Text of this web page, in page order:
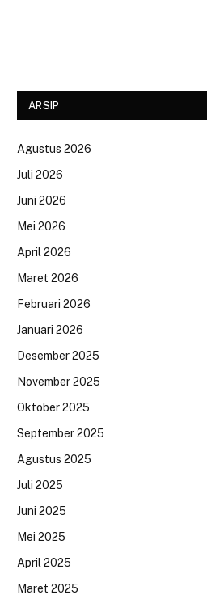
ARSIP
Agustus 2026
Juli 2026
Juni 2026
Mei 2026
April 2026
Maret 2026
Februari 2026
Januari 2026
Desember 2025
November 2025
Oktober 2025
September 2025
Agustus 2025
Juli 2025
Juni 2025
Mei 2025
April 2025
Maret 2025